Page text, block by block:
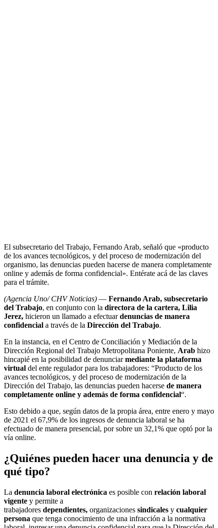
El subsecretario del Trabajo, Fernando Arab, señaló que «producto
de los avances tecnológicos, y del proceso de modernización del
organismo, las denuncias pueden hacerse de manera completamente
online y además de forma confidencial». Entérate acá de las claves
para el trámite.
(Agencia Uno/ CHV Noticias) — Fernando Arab, subsecretario
del Trabajo, en conjunto con la directora de la cartera, Lilia
Jerez, hicieron un llamado a efectuardenuncias de manera
confidencial a través de la Dirección del Trabajo.
En la instancia, en el Centro de Conciliación y Mediación de la
Dirección Regional del Trabajo Metropolitana Poniente, Arab hizo
hincapié en la posibilidad de denunciarmediante la plataforma
virtual del ente regulador para los trabajadores: “Producto de los
avances tecnológicos, y del proceso de modernización de la
Dirección del Trabajo, las denuncias pueden hacerse de manera
completamente online y además de forma confidencial“.
Esto debido a que, según datos de la propia área, entre enero y mayo
de 2021 el 67,9% de los ingresos de denuncia laboral se ha
efectuado de manera presencial, por sobre un 32,1% que optó por la
vía online.
¿Quiénes pueden hacer una denuncia y de
qué tipo?
La denuncia laboral electrónica es posible con relación laboral
vigente y permite a
trabajadores dependientes, organizaciones sindicales y cualquier
persona que tenga conocimiento de una infracción a la normativa